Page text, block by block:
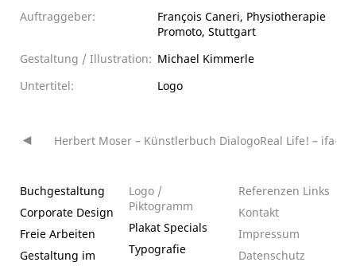
Auftraggeber:
François Caneri, Physiotherapie
Promoto, Stuttgart
Gestaltung / Illustration: Michael Kimmerle
Untertitel:
Logo
Beitragsnavigation
Herbert Moser – Künstlerbuch DialogoReal Life! – ifa-
Buchgestaltung
Corporate Design
Freie Arbeiten
Gestaltung im
Logo /
Piktogramm
Plakat Specials
Typografie
Referenzen Links
Kontakt
Impressum
Datenschutz­